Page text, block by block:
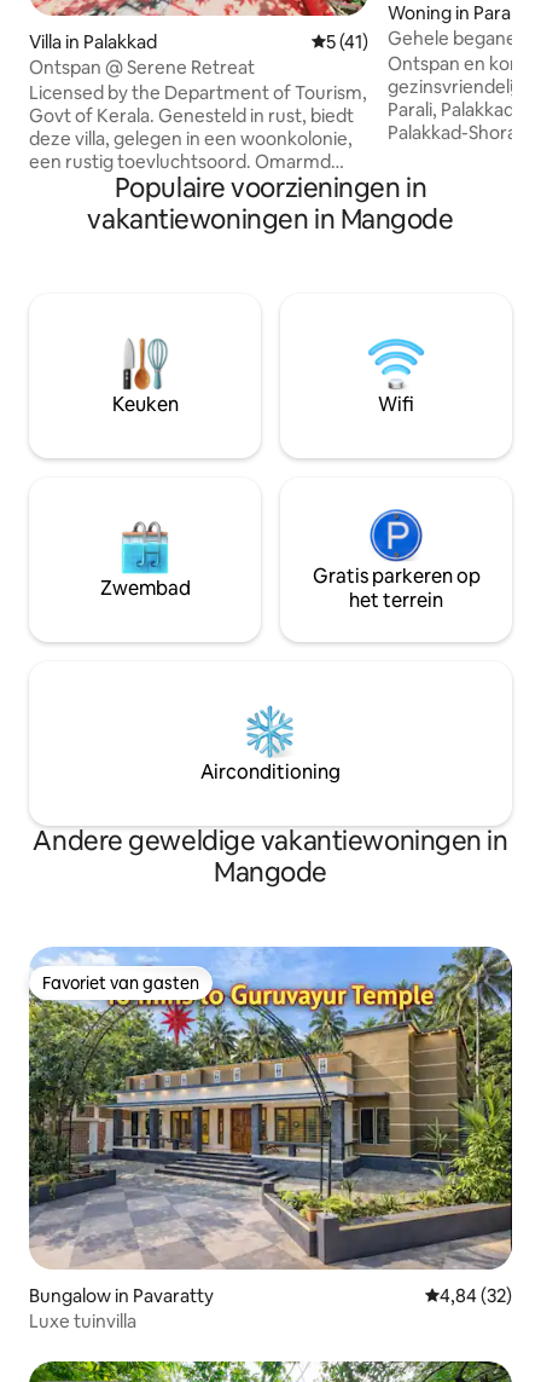
Villa in Palakkad Gemiddelde beoordeling
5 (41)
Ontspan @ Serene Retreat
Licensed by the Department of Tourism,
Govt of Kerala. Genesteld in rust, biedt
deze villa, gelegen in een woonkolonie,
een rustig toevluchtsoord. Omarmd
door weelderig groen zorgt het voor
een serene sfeer, waardoor het een
ideaal toevluchtsoord is voor diegenen
reiservaring . Gunstig gelegen op een
afstand van 4 km van het knooppunt
Palakkad en 60 km van de luchthaven
Coimbatore Intnl. .
Woning in Parali
Gehele begane
Ontspan en kom
Parali, Palakkad,
Palakkad-
nabijgelegen
je Palakkad nu
naar
snelweg, ruime
woonomgeving.
Populaire voorzieningen in
vakantiewoningen in Mangode
Keuken Wifi
Zwembad
Gratis parkeren op
het terrein
Airconditioning
Andere geweldige vakantiewoningen in
Mangode
Favoriet van gasten
Favoriet van gasten
Bungalow in Pavaratty Gemiddelde
4,84 (32)
Luxe tuinvilla